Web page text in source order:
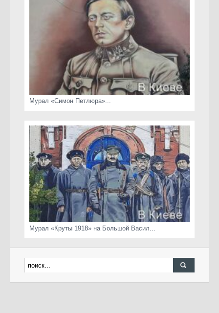
Мурал «Симон Петлюра»...
Мурал «Круты 1918» на Большой Васил...